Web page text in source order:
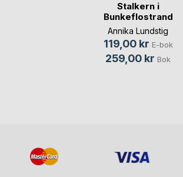
Stalkern i
Bunkeflostrand
Annika Lundstig
119,00 kr E-bok
259,00 kr Bok